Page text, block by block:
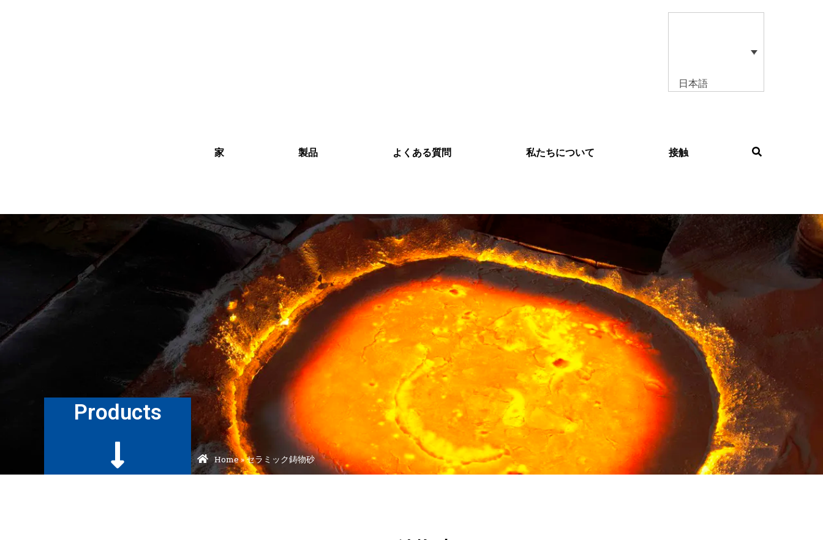
日本語
家 製品 よくある質問 私たちについて 接触
Products
Home»セラミック鋳物砂